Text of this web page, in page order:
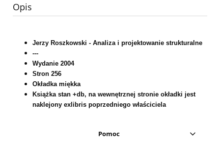
Opis
Jerzy Roszkowski - Analiza i projektowanie strukturalne
---
Wydanie 2004
Stron 256
Okładka miękka
Książka stan +db, na wewnętrznej stronie okładki jest
naklejony exlibris poprzedniego właściciela
Pomoc